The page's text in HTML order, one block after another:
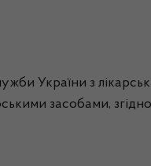
України з
засобами,